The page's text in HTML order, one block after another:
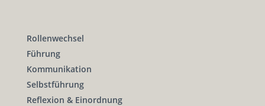
Rollenwechsel
Führung
Kommunikation
Selbstführung
Reflexion & Einordnung